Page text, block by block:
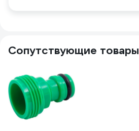
Сопутствующие товары